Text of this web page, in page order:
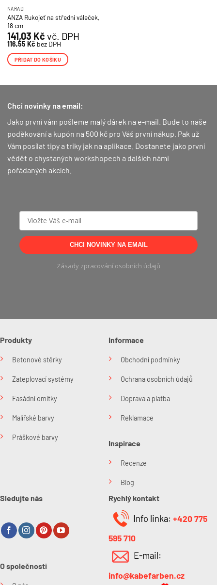
NÁŘADÍ
ANZA Rukojeť na střední váleček,
18 cm
141,03 Kč vč. DPH
116,55 Kč bez DPH
PŘIDAT DO KOŠÍKU
Chci novinky na email:
Jako první vám pošleme malý dárek na e-mail. Bude to naše
poděkování a kupón na 500 kč pro Váš první nákup. Pak už
Vám posílat tipy a triky jak na aplikace. Dostanete jako první
vědět o chystaných workshopech a dalších námi
pořádaných akcích.
CHCI NOVINKY NA EMAIL
Zásady zpracování osobních údajů
Produkty
Betonové stěrky
Zateplovací systémy
Fasádní omítky
Malířské barvy
Práškové barvy
Informace
Obchodní podmínky
Ochrana osobních údajů
Doprava a platba
Reklamace
Inspirace
Recenze
Blog
Sledujte nás
O společnosti
Rychlý kontakt
Info linka: +420 775
595 710
E-mail:
info@kabefarben.cz